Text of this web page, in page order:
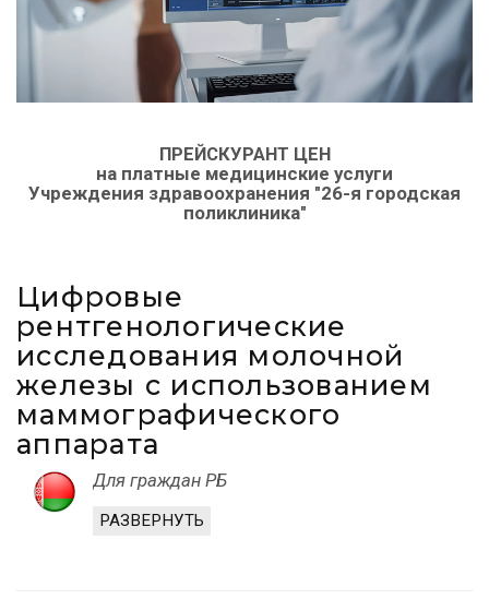
ПРЕЙСКУРАНТ ЦЕН
на платные медицинские услуги
Учреждения здравоохранения "26-я городская
поликлиника"
Цифровые
рентгенологические
исследования молочной
железы с использованием
маммографического
аппарата
Для граждан РБ
РАЗВЕРНУТЬ